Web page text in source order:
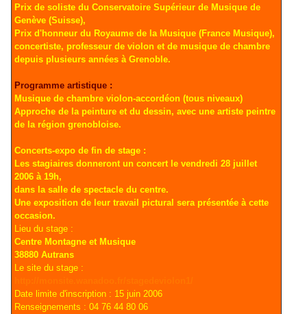
Prix de soliste du Conservatoire Supérieur de Musique de
Genève (Suisse),
Prix d'honneur du Royaume de la Musique (France Musique),
concertiste, professeur de violon et de musique de chambre
depuis plusieurs années à Grenoble.
Programme artistique :
Musique de chambre violon-accordéon (tous niveaux)
Approche de la peinture et du dessin, avec une artiste peintre
de la région grenobloise.
Concerts-expo de fin de stage :
Les stagiaires donneront un concert le vendredi 28 juillet
2006 à 19h,
dans la salle de spectacle du centre.
Une exposition de leur travail pictural sera présentée à cette
occasion.
Lieu du stage :
Centre Montagne et Musique
38880 Autrans
Le site du stage :
Date limite d'inscription : 15 juin 2006
Renseignements : 04 76 44 80 06